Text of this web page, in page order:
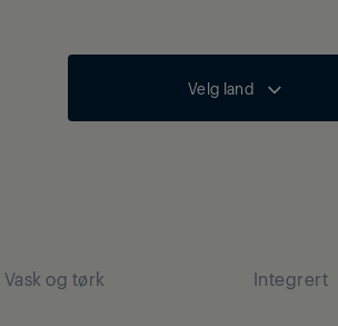
Velg land
Vask og tørk Integrert